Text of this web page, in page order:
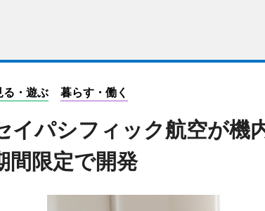
る・遊ぶ 暮らす・働く
イパシフィック航空が機
限定で開発